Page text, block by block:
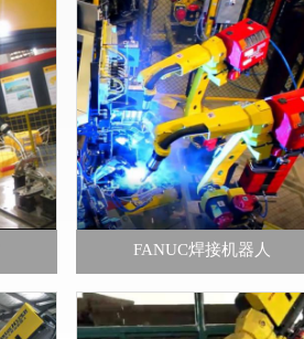
FANUC焊接机器人